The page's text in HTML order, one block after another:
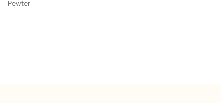
Pewter